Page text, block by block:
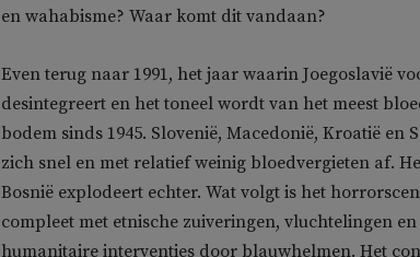
en wahabisme? Waar komt dit vandaan?
Even terug naar 1991, het jaar waarin Joegoslavië
desintegreert en het toneel wordt van het meest
bodem sinds 1945. Slovenië, Macedonië, Kroatië en
zich snel en met relatief weinig bloedvergieten af.
Bosnië explodeert echter. Wat volgt is het
compleet met etnische zuiveringen, vluchtelingen
humanitaire interventies door blauwhelmen. Het